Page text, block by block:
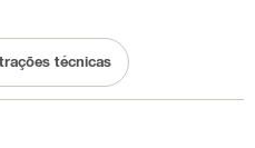
técnicas